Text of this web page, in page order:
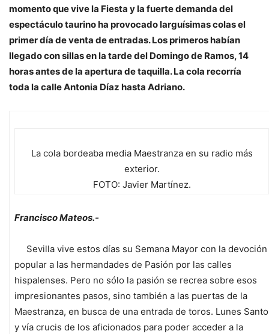
momento que vive la Fiesta y la fuerte demanda del
espectáculo taurino ha provocado larguísimas colas el
primer día de venta de entradas. Los primeros habían
llegado con sillas en la tarde del Domingo de Ramos, 14
horas antes de la apertura de taquilla. La cola recorría
toda la calle Antonia Díaz hasta Adriano.
La cola bordeaba media Maestranza en su radio más
exterior.
FOTO: Javier Martínez.
Francisco Mateos.-
Sevilla vive estos días su Semana Mayor con la devoción
popular a las hermandades de Pasión por las calles
hispalenses. Pero no sólo la pasión se recrea sobre esos
impresionantes pasos, sino también a las puertas de la
Maestranza, en busca de una entrada de toros. Lunes Santo
y vía crucis de los aficionados para poder acceder a la